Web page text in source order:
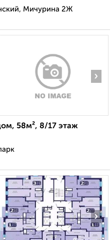
Мичурина 2Ж
›
58м², 8/17 этаж
›